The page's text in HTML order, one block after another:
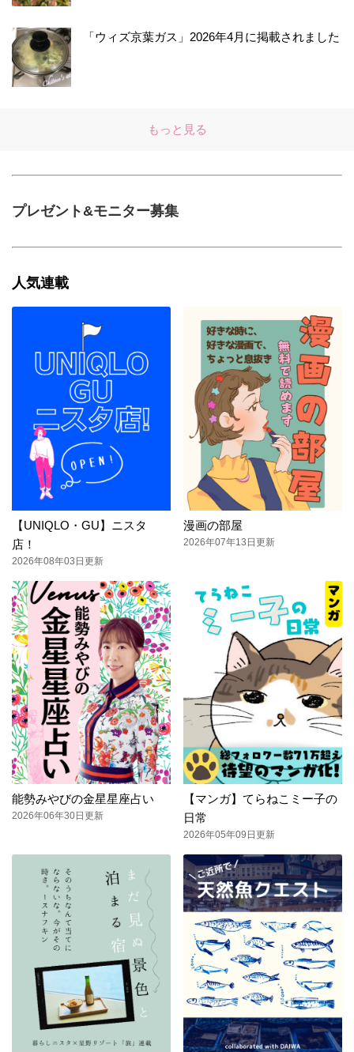
「ウィズ京葉ガス」2026年4月に掲載されました
もっと見る
プレゼント&モニター募集
人気連載
【UNIQLO・GU】ニスタ
店！
2026年08年03日更新
漫画の部屋
2026年07年13日更新
能勢みやびの金星星座占い
2026年06年30日更新
【マンガ】てらねこミー子の
日常
2026年05年09日更新